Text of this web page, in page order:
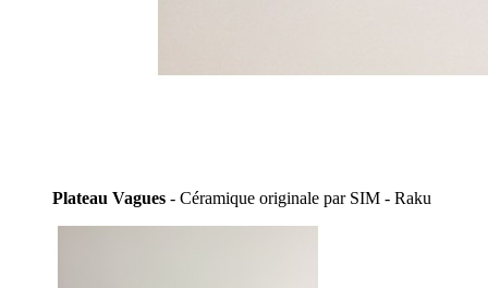
Plateau Vagues - Céramique originale par SIM - Raku